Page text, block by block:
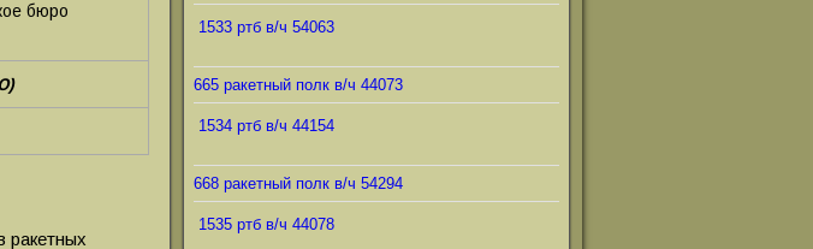
бюро
ракетных
1533 ртб в/ч 54063
665 ракетный полк в/ч 44073
1534 ртб в/ч 44154
668 ракетный полк в/ч 54294
1535 ртб в/ч 44078